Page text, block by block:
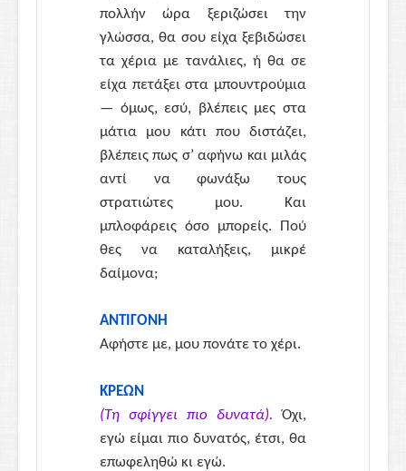
πολλήν ώρα ξεριζώσει την
γλώσσα, θα σου είχα ξεβιδώσει
τα χέρια με τανάλιες, ή θα σε
είχα πετάξει στα μπουντρούμια
— όμως, εσύ, βλέπεις μες στα
μάτια μου κάτι που διστάζει,
βλέπεις πως σ’ αφήνω και μιλάς
αντί να φωνάξω τους
στρατιώτες μου. Και
μπλοφάρεις όσο μπορείς. Πού
θες να καταλήξεις, μικρέ
δαίμονα;
ΑΝΤΙΓΟΝΗ
Αφήστε με, μου πονάτε το χέρι.
ΚΡΕΩΝ
(Τη σφίγγει πιο δυνατά). Όχι,
εγώ είμαι πιο δυνατός, έτσι, θα
επωφεληθώ κι εγώ.